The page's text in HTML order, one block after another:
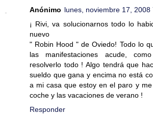
Anónimo lunes, noviembre 17, 2008
¡ Rivi, va solucionarnos todo lo
nuevo
" Robin Hood " de Oviedo! Todo lo
las manifestaciones acude,
resolverlo todo ! Algo tendrá que
sueldo que gana y encima no está
a mi casa que estoy en el paro y
coche y las vacaciones de verano !
Responder